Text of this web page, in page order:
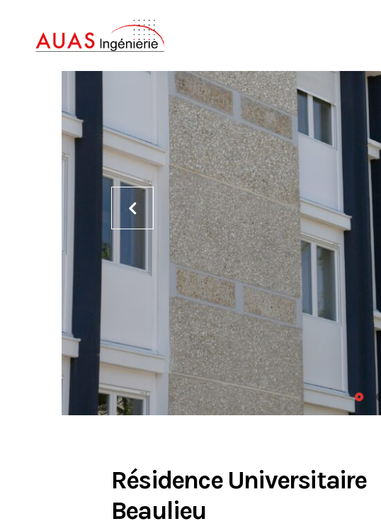
Résidence Universitaire
Beaulieu